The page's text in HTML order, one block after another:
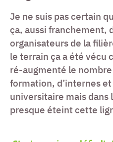
Je ne suis pas certain
ça, aussi franchement,
organisateurs de la
le terrain ça a été vécu
ré-augmenté le
formation, d’internes
universitaire mais dans
presque éteint cette